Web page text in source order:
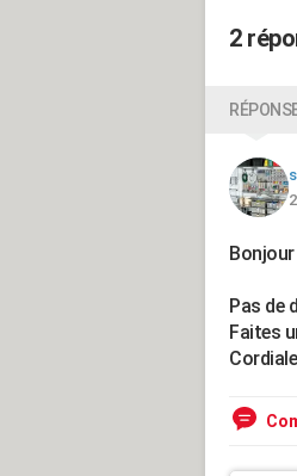
2
Bonjour
Pas de
Faites